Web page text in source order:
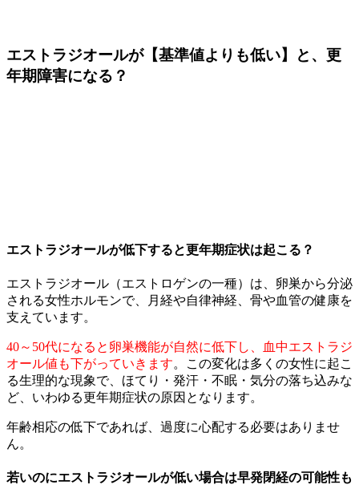
エストラジオールが【基準値よりも低い】と、更
年期障害になる？
エストラジオールが低下すると更年期症状は起こる？
エストラジオール（エストロゲンの一種）は、卵巣から分泌
される女性ホルモンで、月経や自律神経、骨や血管の健康を
支えています。
40～50代になると卵巣機能が自然に低下し、血中エストラジ
オール値も下がっていきます。この変化は多くの女性に起こ
る生理的な現象で、ほてり・発汗・不眠・気分の落ち込みな
ど、いわゆる更年期症状の原因となります。
年齢相応の低下であれば、過度に心配する必要はありませ
ん。
若いのにエストラジオールが低い場合は早発閉経の可能性も